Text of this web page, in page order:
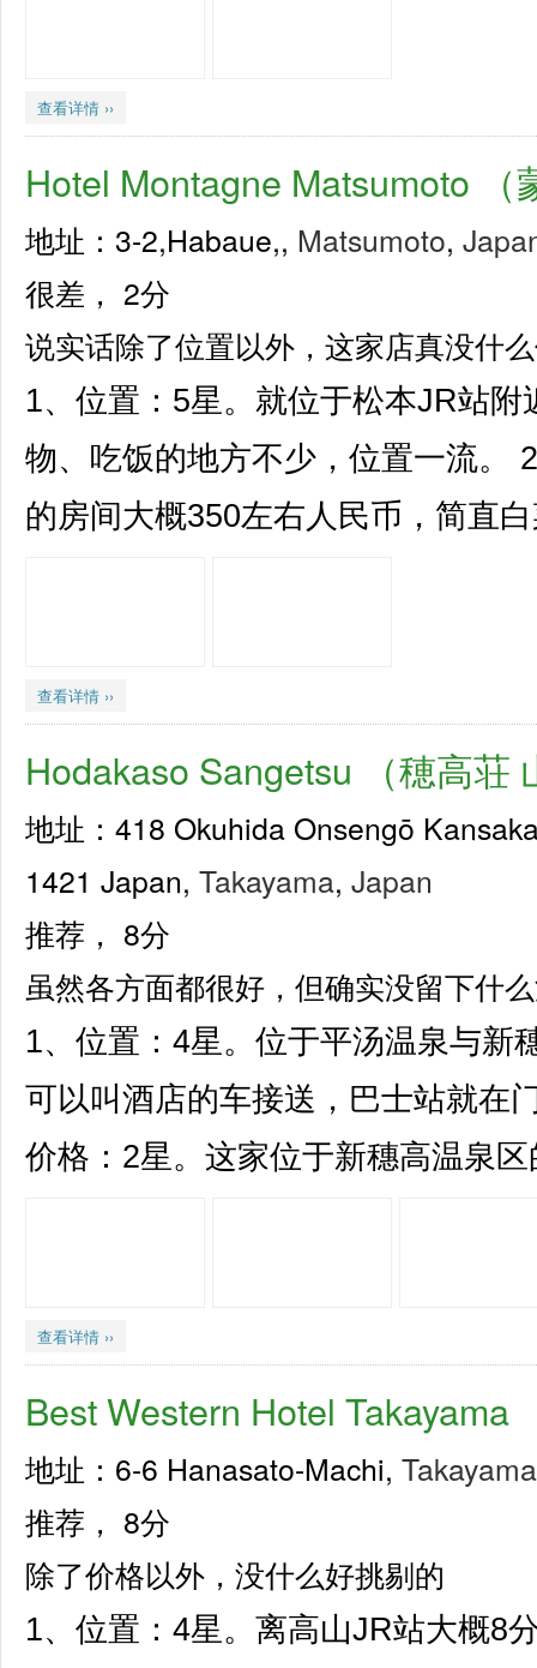
查看详情 ››
Hotel Montagne Matsumoto
地址：3-2,Habaue,, Matsumoto,
很差， 2分
说实话除了位置以外，这家店真没什
1、位置：5星。就位于松本JR站
物、吃饭的地方不少，位置一流。
的房间大概350左右人民币，简直
查看详情 ››
Hodakaso Sangetsu （穂高荘
地址：418 Okuhida Onsengō
1421 Japan, Takayama, Japan
推荐， 8分
虽然各方面都很好，但确实没留下什
1、位置：4星。位于平汤温泉与新
可以叫酒店的车接送，巴士站就在
价格：2星。这家位于新穗高温泉
查看详情 ››
Best Western Hotel
地址：6-6 Hanasato-Machi, Takayama
推荐， 8分
除了价格以外，没什么好挑剔的
1、位置：4星。离高山JR站大概8